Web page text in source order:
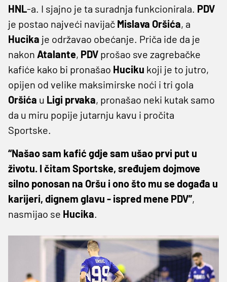
HNL-a. I sjajno je ta suradnja funkcionirala. PDV
je postao najveći navijač Mislava Oršića, a
Hucika je održavao obećanje. Priča ide da je
nakon Atalante, PDV prošao sve zagrebačke
kafiće kako bi pronašao Huciku koji je to jutro,
opijen od velike maksimirske noći i tri gola
Oršića u Ligi prvaka, pronašao neki kutak samo
da u miru popije jutarnju kavu i pročita
Sportske.
“Našao sam kafić gdje sam ušao prvi put u
životu. I čitam Sportske, sređujem dojmove
silno ponosan na Oršu i ono što mu se događa u
karijeri, dignem glavu - ispred mene PDV”,
nasmijao se Hucika.